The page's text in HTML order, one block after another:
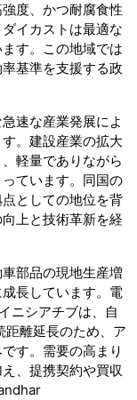
度、かつ耐腐食性
イカストは最適な
す。この地域では
基準を支援する政
速な産業発展によ
。建設産業の拡大
軽量でありながら
ています。同国の
としての地位を背
上と技術革新を経
部品の現地生産増
長しています。電
ニシアチブは、自
距離延長のため、ア
す。需要の高まり
、提携契約や買収